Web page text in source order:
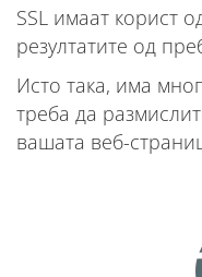
SSL имаат корист
резултатите од
Исто така, има
треба да
вашата веб-